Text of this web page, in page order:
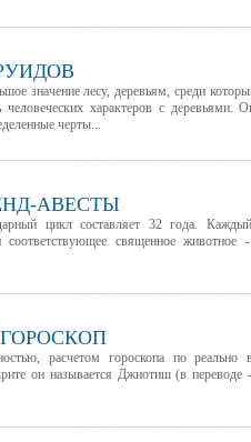
значение лесу, деревьям, среди
характеров с
черты...
АВЕСТЫ
цикл составляет 32 года.
соответствующее священное
расчетом гороскопа по
он называется Джиотиш (в переводе